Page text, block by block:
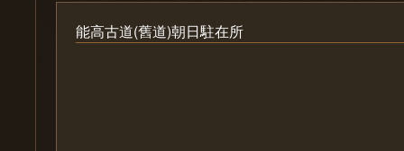
能高古道(舊道)朝日駐在所